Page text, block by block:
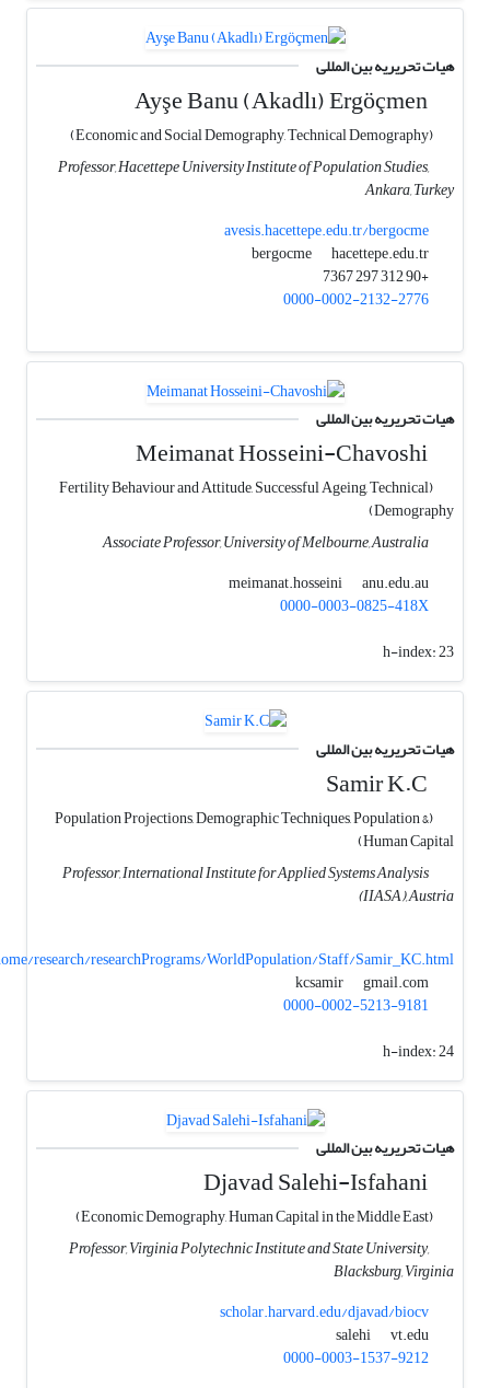
هیات تحریریه بین المللی
Ayşe Banu (Akadlı) Ergöçmen
(Economic and Social Demography, Technical Demography)
Professor, Hacettepe University Institute of Population Studies,
Ankara, Turkey
avesis.hacettepe.edu.tr/bergocme
bergocme
hacettepe.edu.tr
+90 312 297 7367
0000-0002-2132-2776
هیات تحریریه بین المللی
Meimanat Hosseini-Chavoshi
(Fertility Behaviour and Attitude, Successful Ageing, Technical
Demography)
Associate Professor, University of Melbourne, Australia
meimanat.hosseini
anu.edu.au
0000-0003-0825-418X
h-index:23
هیات تحریریه بین المللی
(Population Projections, Demographic Techniques, Population &
Human Capital)
Professor, International Institute for Applied Systems Analysis
(IIASA), Austria
research/researchPrograms/WorldPopulation/Staff/Samir_KC.html
kcsamir
gmail.com
0000-0002-5213-9181
h-index:24
هیات تحریریه بین المللی
Djavad Salehi-Isfahani
(Economic Demography, Human Capital in the Middle East)
Professor, Virginia Polytechnic Institute and State University,
Blacksburg, Virginia
scholar.harvard.edu/djavad/biocv
salehi
vt.edu
0000-0003-1537-9212